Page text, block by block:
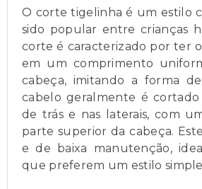
O corte tigelinha é um estilo
sido popular entre crianças
corte é caracterizado por ter
em um comprimento
cabeça, imitando a forma
cabelo geralmente é
de trás e nas laterais, com
parte superior da cabeça.
e de baixa manutenção,
que preferem um estilo